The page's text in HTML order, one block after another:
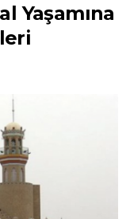
Yaşamına